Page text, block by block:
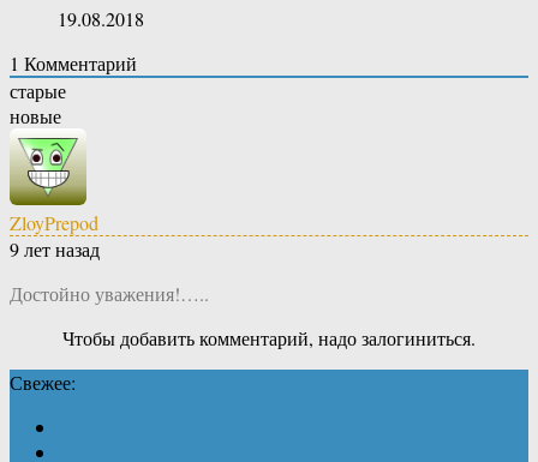
19.08.2018
1 Комментарий
старые
новые
ZloyPrepod
9 лет назад
Достойно уважения!…..
Чтобы добавить комментарий, надо залогиниться.
Свежее: